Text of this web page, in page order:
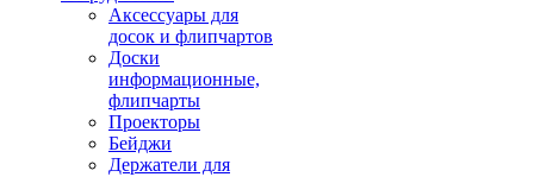
Аксессуары для
досок и флипчартов
Доски
информационные,
флипчарты
Проекторы
Бейджи
Держатели для